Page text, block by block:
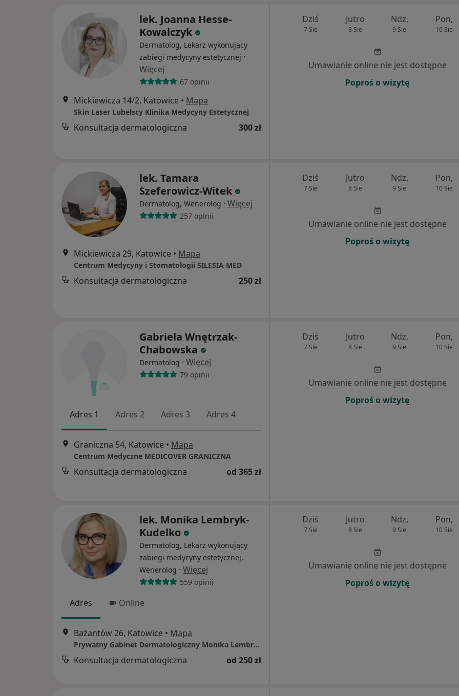
lek. Joanna Hesse-
Kowalczyk
Dermatolog, Lekarz wykonujący
zabiegi medycyny estetycznej ·
Więcej
67 opinii
Mickiewicza 14/2, Katowice • Mapa
Skin Laser Lubelscy Klinika Medycyny Estetycznej
Konsultacja dermatologiczna 300 zł
Dziś
7 Sie
Jutro
8 Sie
Ndz,
9 Sie
Pon,
10 Sie
Umawianie online nie jest dostępne
Poproś o wizytę
lek. Tamara
Szeferowicz-Witek
Dermatolog, Wenerolog · Więcej
257 opinii
Mickiewicza 29, Katowice • Mapa
Centrum Medycyny i Stomatologii SILESIA MED
Konsultacja dermatologiczna 250 zł
Dziś
7 Sie
Jutro
8 Sie
Ndz,
9 Sie
Pon,
10 Sie
Umawianie online nie jest dostępne
Poproś o wizytę
Gabriela Wnętrzak-
Chabowska
Dermatolog · Więcej
79 opinii
Adres 1 Adres 2 Adres 3 Adres 4
Graniczna 54, Katowice • Mapa
Centrum Medyczne MEDICOVER GRANICZNA
Konsultacja dermatologiczna od 365 zł
Dziś
7 Sie
Jutro
8 Sie
Ndz,
9 Sie
Pon,
10 Sie
Umawianie online nie jest dostępne
Poproś o wizytę
lek. Monika Lembryk-
Kudelko
Dermatolog, Lekarz wykonujący
zabiegi medycyny estetycznej,
Wenerolog · Więcej
559 opinii
Adres Online
Bażantów 26, Katowice • Mapa
Prywatny Gabinet Dermatologiczny Monika Lembryk-Kudelko
Konsultacja dermatologiczna od 250 zł
Dziś
7 Sie
Jutro
8 Sie
Ndz,
9 Sie
Pon,
10 Sie
Umawianie online nie jest dostępne
Poproś o wizytę